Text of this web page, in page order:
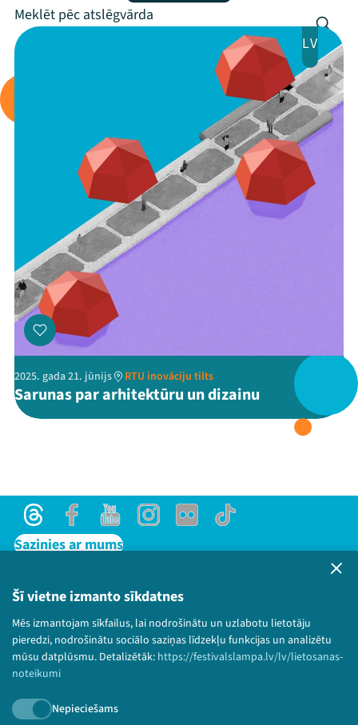
Šī vietne izmanto sīkdatnes
Mēs izmantojam sīkfailus, lai nodrošinātu un uzlabotu lietotāju
pieredzi, nodrošinātu sociālo saziņas līdzekļu funkcijas un analizētu
mūsu datplūsmu. Detalizētāk: https://festivalslampa.lv/lv/lietosanas-
noteikumi
Nepieciešams
Viņi bija LAMPĀ 2026
Ziedo
Veikals
Kontakti
ThreadsFacebookYoutube
X Instagram
Flick TikTok
LV
2025. gada 21. jūnijs RTU inovāciju tilts
Sarunas par arhitektūru un dizainu
ThreadsFacebookYoutubeInstagram
Flick TikTok
Sazinies ar mums
Lietošanas noteikumi un sīkdatņu politika
Bērnu aizsardzības politika
© 2026 Sarunu festivāls LAMPA Visas tiesības
paturētas.